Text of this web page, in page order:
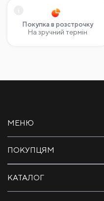
Покупка в розстрочку
На зручний термін
КАТАЛОГ
ПОКУПЦЯМ
МЕНЮ